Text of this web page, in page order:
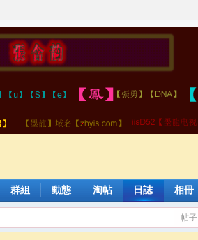
群組 動態 淘帖 日誌 相冊
帖子